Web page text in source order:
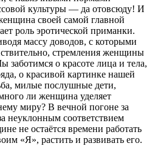
культуры — да отовсюду! И
своей самой главной
роль эротической приманки.
массу доводов, с которыми
стремления женщины
о красоте лица и тела,
о красивой картинке нашей
милые послушные дети,
ли женщина уделяет
миру? В вечной погоне за
неуклонным соответствием
не остаётся времени работать
«Я», растить и развивать его.